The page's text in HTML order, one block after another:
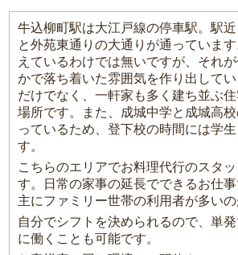
牛込柳町駅は大江戸線の停車駅。駅
と外苑東通りの大通りが通っていま
えているわけでは無いですが、それ
かで落ち着いた雰囲気を作り出して
だけでなく、一軒家も多く建ち並ぶ
場所です。また、成城中学と成城高
っているため、登下校の時間には学
す。
こちらのエリアでお料理代行のスタ
す。日常の家事の延長でできるお仕
主にファミリー世帯の利用者が多いの
自分でシフトを決められるので、単
に働くことも可能です。